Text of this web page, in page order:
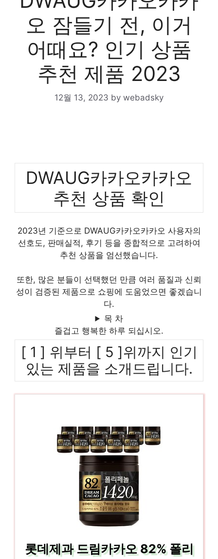
오 잠들기 전, 이거
어때요? 인기 상품
추천 제품 2023
12월 13, 2023 by webadsky
DWAUG카카오카카오
추천 상품 확인
2023년 기준으로 DWAUG카카오카카오 사용자의
선호도, 판매실적, 후기 등을 종합적으로 고려하여
추천 상품을 엄선했습니다.
또한, 많은 분들이 선택했던 만큼 여러 품질과 신뢰
성이 검증된 제품으로 쇼핑에 도움었으면 좋겠습니
다.
목 차
즐겁고 행복한 하루 되십시오.
[ 1 ] 위부터 [ 5 ]위까지 인기
있는 제품을 소개드립니다.
롯데제과 드림카카오 82% 폴리